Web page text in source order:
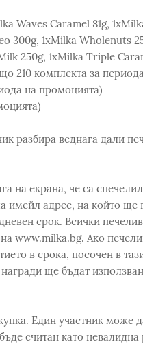
Waves Caramel 81g,
300g, 1xMilka Wholenuts
250g, 1xMilka Triple
210 комплекта за
на промоцията)
разбира веднага дали
на екрана, че са
адрес, на който ще
срок. Всички
www.milka.bg. Ако
в срока, посочен в
ще бъдат
Един участник може
считан като невалидна